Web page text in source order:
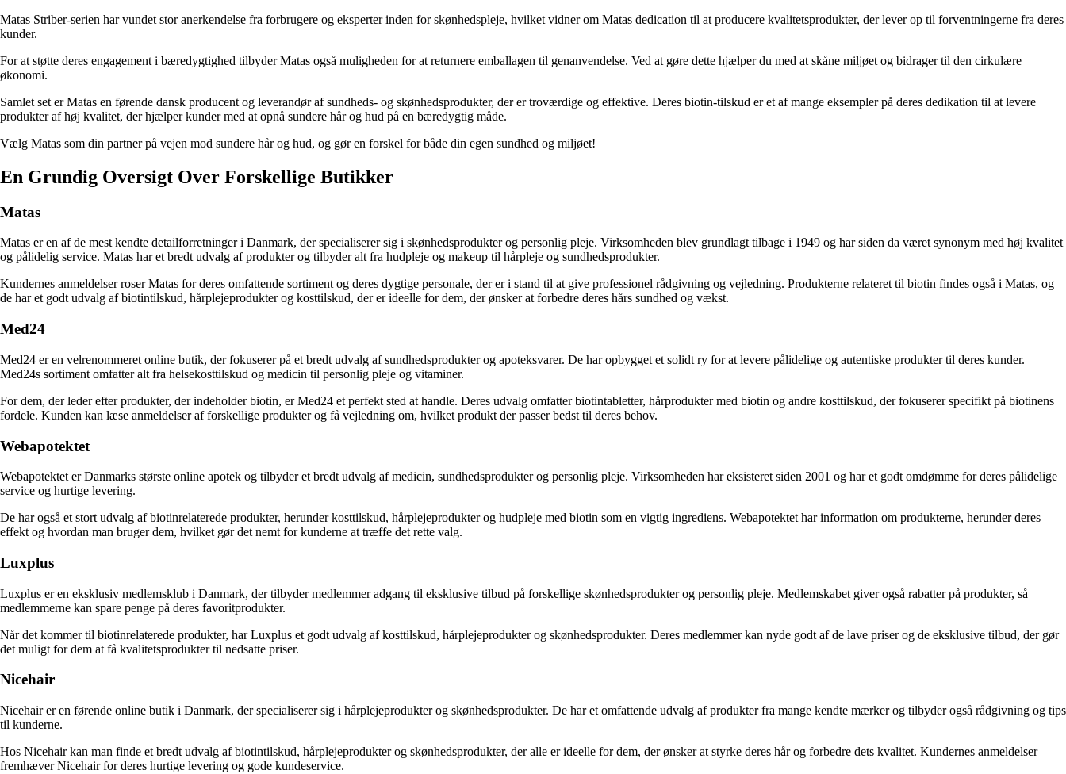
Matas Striber-serien har vundet stor anerkendelse fra forbrugere og eksperter inden for skønhedspleje, hvilket vidner om Matas dedication til at producere kvalitetsprodukter, der lever op til forventningerne fra deres
kunder.
For at støtte deres engagement i bæredygtighed tilbyder Matas også muligheden for at returnere emballagen til genanvendelse. Ved at gøre dette hjælper du med at skåne miljøet og bidrager til den cirkulære
økonomi.
Samlet set er Matas en førende dansk producent og leverandør af sundheds- og skønhedsprodukter, der er troværdige og effektive. Deres biotin-tilskud er et af mange eksempler på deres dedikation til at levere
produkter af høj kvalitet, der hjælper kunder med at opnå sundere hår og hud på en bæredygtig måde.
Vælg Matas som din partner på vejen mod sundere hår og hud, og gør en forskel for både din egen sundhed og miljøet!
En Grundig Oversigt Over Forskellige Butikker
Matas
Matas er en af de mest kendte detailforretninger i Danmark, der specialiserer sig i skønhedsprodukter og personlig pleje. Virksomheden blev grundlagt tilbage i 1949 og har siden da været synonym med høj kvalitet
og pålidelig service. Matas har et bredt udvalg af produkter og tilbyder alt fra hudpleje og makeup til hårpleje og sundhedsprodukter.
Kundernes anmeldelser roser Matas for deres omfattende sortiment og deres dygtige personale, der er i stand til at give professionel rådgivning og vejledning. Produkterne relateret til biotin findes også i Matas, og
de har et godt udvalg af biotintilskud, hårplejeprodukter og kosttilskud, der er ideelle for dem, der ønsker at forbedre deres hårs sundhed og vækst.
Med24
Med24 er en velrenommeret online butik, der fokuserer på et bredt udvalg af sundhedsprodukter og apoteksvarer. De har opbygget et solidt ry for at levere pålidelige og autentiske produkter til deres kunder.
Med24s sortiment omfatter alt fra helsekosttilskud og medicin til personlig pleje og vitaminer.
For dem, der leder efter produkter, der indeholder biotin, er Med24 et perfekt sted at handle. Deres udvalg omfatter biotintabletter, hårprodukter med biotin og andre kosttilskud, der fokuserer specifikt på biotinens
fordele. Kunden kan læse anmeldelser af forskellige produkter og få vejledning om, hvilket produkt der passer bedst til deres behov.
Webapotektet
Webapotektet er Danmarks største online apotek og tilbyder et bredt udvalg af medicin, sundhedsprodukter og personlig pleje. Virksomheden har eksisteret siden 2001 og har et godt omdømme for deres pålidelige
service og hurtige levering.
De har også et stort udvalg af biotinrelaterede produkter, herunder kosttilskud, hårplejeprodukter og hudpleje med biotin som en vigtig ingrediens. Webapotektet har information om produkterne, herunder deres
effekt og hvordan man bruger dem, hvilket gør det nemt for kunderne at træffe det rette valg.
Luxplus
Luxplus er en eksklusiv medlemsklub i Danmark, der tilbyder medlemmer adgang til eksklusive tilbud på forskellige skønhedsprodukter og personlig pleje. Medlemskabet giver også rabatter på produkter, så
medlemmerne kan spare penge på deres favoritprodukter.
Når det kommer til biotinrelaterede produkter, har Luxplus et godt udvalg af kosttilskud, hårplejeprodukter og skønhedsprodukter. Deres medlemmer kan nyde godt af de lave priser og de eksklusive tilbud, der gør
det muligt for dem at få kvalitetsprodukter til nedsatte priser.
Nicehair
Nicehair er en førende online butik i Danmark, der specialiserer sig i hårplejeprodukter og skønhedsprodukter. De har et omfattende udvalg af produkter fra mange kendte mærker og tilbyder også rådgivning og tips
til kunderne.
Hos Nicehair kan man finde et bredt udvalg af biotintilskud, hårplejeprodukter og skønhedsprodukter, der alle er ideelle for dem, der ønsker at styrke deres hår og forbedre dets kvalitet. Kundernes anmeldelser
fremhæver Nicehair for deres hurtige levering og gode kundeservice.